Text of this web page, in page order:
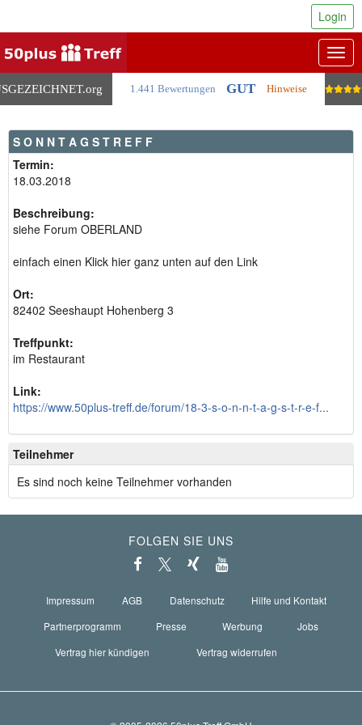
.org 1.441 Bewertungen GUT Hinweise
Login
S O N N T A G S T R E F F
Termin:
18.03.2018
Beschreibung:
siehe Forum OBERLAND
einfach einen Klick hier ganz unten auf den Link
Ort:
82402 Seeshaupt Hohenberg 3
Treffpunkt:
im Restaurant
Link:
https://www.50plus-treff.de/forum/18-3-s-o-n-n-t-a-g-s-t-r-e-f...
Teilnehmer
Es sind noch keine Teilnehmer vorhanden
FOLGEN SIE UNS
Impressum AGB Datenschutz
Hilfe und Kontakt
Partnerprogramm
Presse Werbung
Jobs
Vertrag hier kündigen
Vertrag widerrufen